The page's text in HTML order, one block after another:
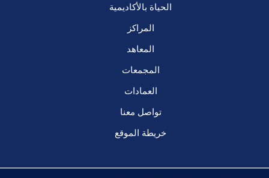
الحياة بالأكاديمية
المراكز
المعاهد
المجمعات
العمادات
تواصل معنا
خريطة الموقع